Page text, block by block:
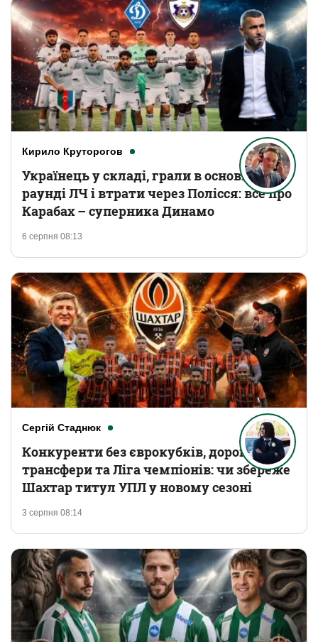
Кирило Круторогов
6 серпня 08:13
Українець у складі, грали в основному
раунді ЛЧ і втрати через Полісся: все про
Карабах – суперника Динамо
Сергій Стаднюк
3 серпня 08:14
Конкуренти без єврокубків, дорогі
трансфери та Ліга чемпіонів: чи збереже
Шахтар титул УПЛ у новому сезоні